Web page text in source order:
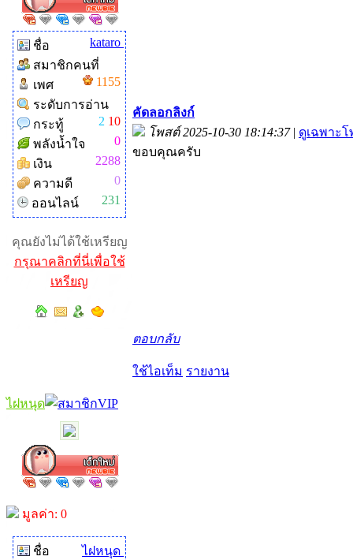
ชื่อ
kataro
สมาชิกคนที่
1155
เพศ
ระดับการอ่าน
10
กระทู้
2
พลังน้ำใจ
0
เงิน
2288
ความดี
0
ออนไลน์
231
คุณยังไม่ได้ใช้เหรียญ
กรุณาคลิกที่นี่เพื่อใช้
เหรียญ
คัดลอกลิงก์
โพสต์ 2025-10-30 18:14:37 | ดูเฉพาะ
ขอบคุณครับ
ตอบกลับ
ใช้ไอเท็ม รายงาน
ไฝหนุด
มูลค่า: 0
ชื่อ ไฝหนุด